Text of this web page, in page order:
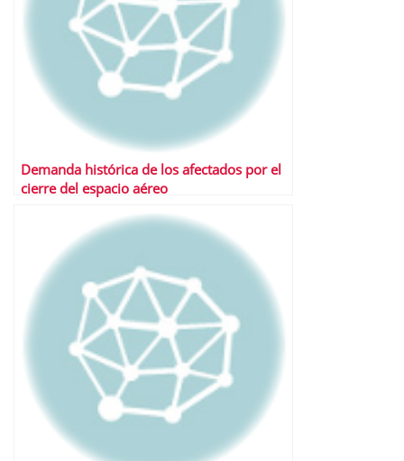
Demanda histórica de los afectados por el
cierre del espacio aéreo